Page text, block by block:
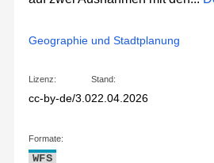
Geographie und Stadtplanung
Lizenz:
cc-by-de/3.0
Stand:
22.04.2026
Formate:
WFS